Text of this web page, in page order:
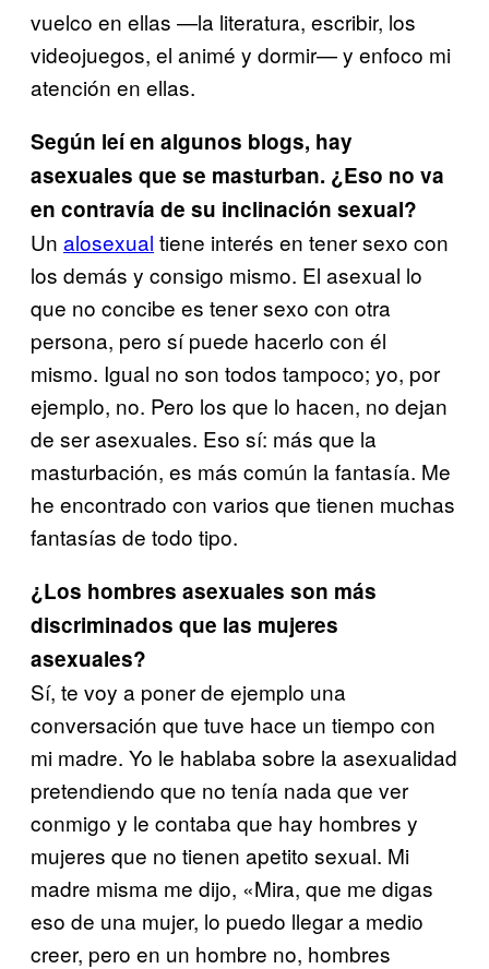
vuelco en ellas —la literatura, escribir, los
videojuegos, el animé y dormir— y enfoco mi
atención en ellas.
Según leí en algunos blogs, hay
asexuales que se masturban. ¿Eso no va
en contravía de su inclinación sexual?
Un alosexual tiene interés en tener sexo con
los demás y consigo mismo. El asexual lo
que no concibe es tener sexo con otra
persona, pero sí puede hacerlo con él
mismo. Igual no son todos tampoco; yo, por
ejemplo, no. Pero los que lo hacen, no dejan
de ser asexuales. Eso sí: más que la
masturbación, es más común la fantasía. Me
he encontrado con varios que tienen muchas
fantasías de todo tipo.
¿Los hombres asexuales son más
discriminados que las mujeres
asexuales?
Sí, te voy a poner de ejemplo una
conversación que tuve hace un tiempo con
mi madre. Yo le hablaba sobre la asexualidad
pretendiendo que no tenía nada que ver
conmigo y le contaba que hay hombres y
mujeres que no tienen apetito sexual. Mi
madre misma me dijo, «Mira, que me digas
eso de una mujer, lo puedo llegar a medio
creer, pero en un hombre no, hombres